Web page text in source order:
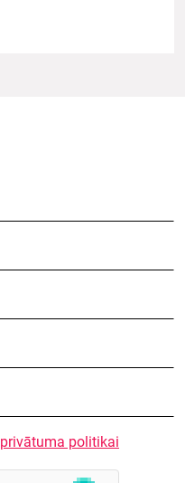
privātuma politikai